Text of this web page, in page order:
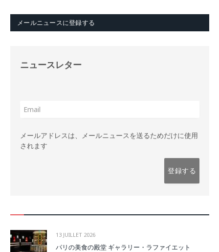
メールニュースに登録する
ニュースレター
メールアドレスは、メールニュースを送るためだけに使用
されます
13 JUILLET 2026
パリの美食の殿堂 ギャラリー・ラファイエット